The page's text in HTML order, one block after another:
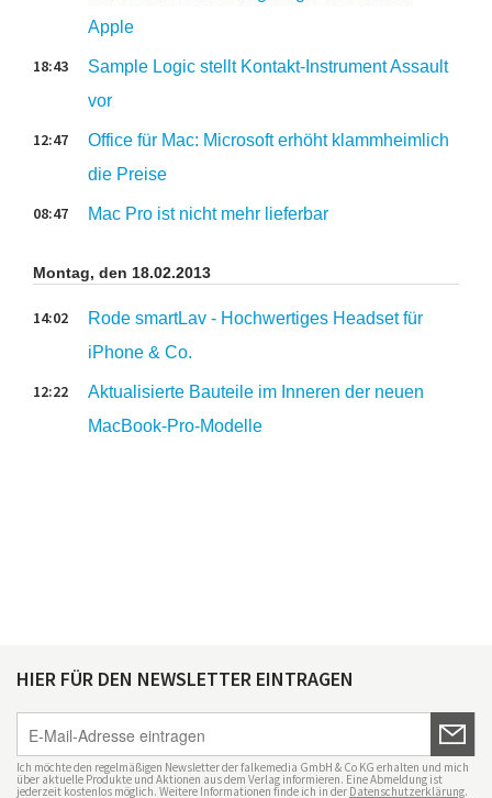
Apple
Sample Logic stellt Kontakt-Instrument Assault
vor
18:43
Office für Mac: Microsoft erhöht klammheimlich
die Preise
12:47
Mac Pro ist nicht mehr lieferbar
08:47
Montag, den 18.02.2013
Rode smartLav - Hochwertiges Headset für
iPhone & Co.
14:02
Aktualisierte Bauteile im Inneren der neuen
MacBook-Pro-Modelle
12:22
HIER FÜR DEN NEWSLETTER EINTRAGEN
Ich möchte den regelmäßigen Newsletter der falkemedia GmbH & Co KG erhalten und mich
über aktuelle Produkte und Aktionen aus dem Verlag informieren. Eine Abmeldung ist
jederzeit kostenlos möglich. Weitere Informationen finde ich in der Datenschutzerklärung.